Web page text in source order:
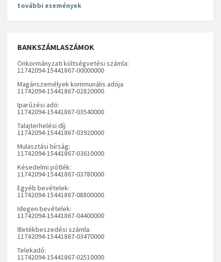
további események
BANKSZÁMLASZÁMOK
Önkormányzati költségvetési számla:
11742094-15441867-00000000
Magánszemélyek kommunális adója
11742094-15441867-02820000
Iparűzési adó:
11742094-15441867-03540000
Talajterhelési díj:
11742094-15441867-03920000
Mulasztási bírság:
11742094-15441867-03610000
Késedelmi pótlék:
11742094-15441867-03780000
Egyéb bevételek:
11742094-15441867-08800000
Idegen bevételek:
11742094-15441867-04400000
Illetékbeszedési számla:
11742094-15441867-03470000
Telekadó:
11742094-15441867-02510000